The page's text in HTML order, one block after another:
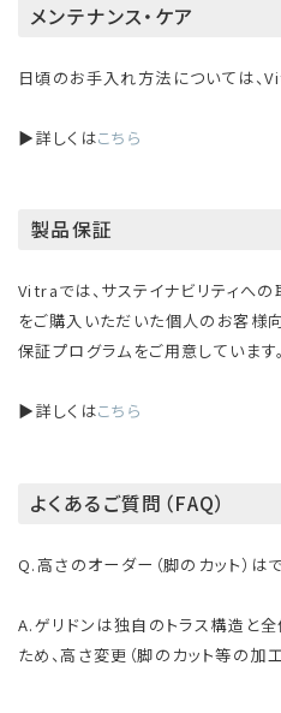
メンテナンス・ケア
日頃のお手入れ方法については、
▶詳しくはこちら
製品保証
Vitraでは、サステイナビリティへ
をご購入いただいた個人のお客様
保証プログラムをご用意しています。
▶詳しくはこちら
よくあるご質問（FAQ）
Q.高さのオーダー（脚のカット）は
A.ゲリドンは独自のトラス構造と
ため、高さ変更（脚のカット等の加